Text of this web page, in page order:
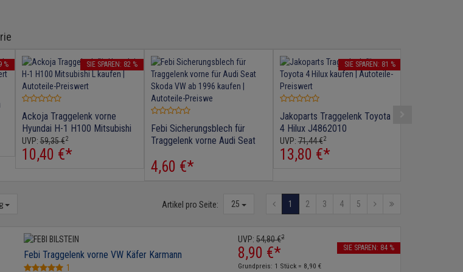
%
Ackoja Traggelenk vorne
Hyundai H-1 H100 Mitsubishi
L
UVP:59,35€2
10,40 €*
SIE SPAREN: 82 %
Febi Sicherungsblech für
Traggelenk vorne Audi Seat
4,60 €*
Jakoparts Traggelenk Toyota
4 Hilux J4862010
UVP:71,44€2
13,80 €*
SIE SPAREN: 81 %
1 2 3 4 5
Artikel pro Seite: 25
Febi Traggelenk vorne VW Käfer Karmann
1
UVP:54,80€2
8,90 €* SIE SPAREN: 84 %
Grundpreis: 1 Stück = 8,90 €